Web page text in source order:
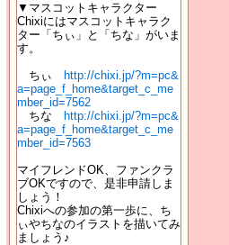
▼マスコットキャラクター
Chixiにはマスコットキャラク
ター「ちぃ」と「ちな」がいま
す。
ちぃ
http://chixi.jp/?m=pc&
a=page_f_home&target_c_me
mber_id=7562
ちな
http://chixi.jp/?m=pc&
a=page_f_home&target_c_me
mber_id=7563
マイフレンドOK、ファンクラ
ブOKですので、是非申請しま
しょう！
Chixiへの参加の第一歩に、ち
ぃやちなのイラストを描いてみ
ましょう♪